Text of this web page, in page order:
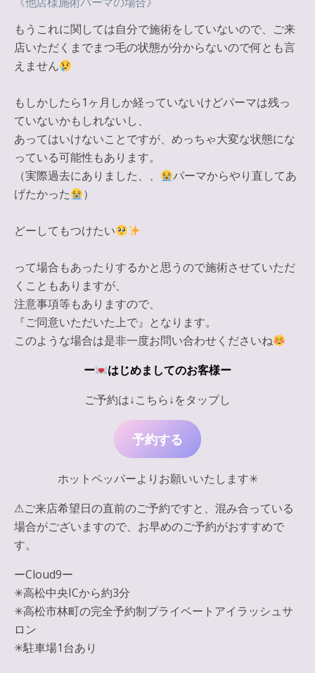
もうこれに関しては自分で施術をしていないので、ご来
店いただくまでまつ毛の状態が分からないので何とも言
えません
もしかしたら1ヶ月しか経っていないけどパーマは残っ
ていないかもしれないし、
あってはいけないことですが、めっちゃ大変な状態にな
っている可能性もあります。
（実際過去にありました、、
パーマからやり直してあ
げたかった
）
どーしてもつけたい
って場合もあったりするかと思うので施術させていただ
くこともありますが、
注意事項等もありますので、
『ご同意いただいた上で』となります。
このような場合は是非一度お問い合わせくださいね
ー
はじめましてのお客様ー
ご予約は↓こちら↓をタップし
予約する
ホットペッパーよりお願いいたします✳︎
⚠︎ご来店希望日の直前のご予約ですと、混み合っている
場合がございますので、お早めのご予約がおすすめで
す。
ーCloud9ー
✳︎高松中央ICから約3分
✳︎高松市林町の完全予約制プライベートアイラッシュサ
ロン
✳︎駐車場1台あり